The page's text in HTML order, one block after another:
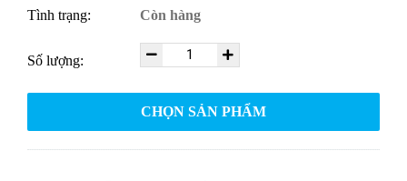
Tình trạng: Còn hàng
Số lượng:
CHỌN SẢN PHẨM